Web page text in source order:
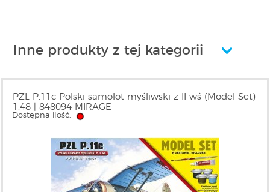
Inne produkty z tej kategorii
PZL P.11c Polski samolot myśliwski z II wś (Model Set)
1:48 | 848094 MIRAGE
Dostępna ilość: